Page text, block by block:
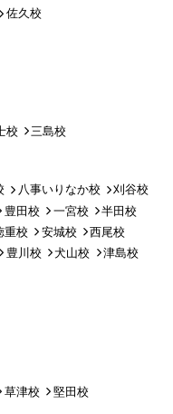
佐久校
校 三島校
八事いりなか校
刈谷校
豊田校 一宮校
半田校
重校 安城校
西尾校
豊川校 犬山校
津島校
草津校 堅田校